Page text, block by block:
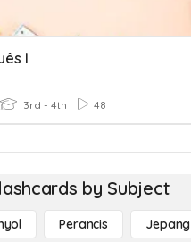
I
3rd - 4th 48
by Subject
Perancis Jepang